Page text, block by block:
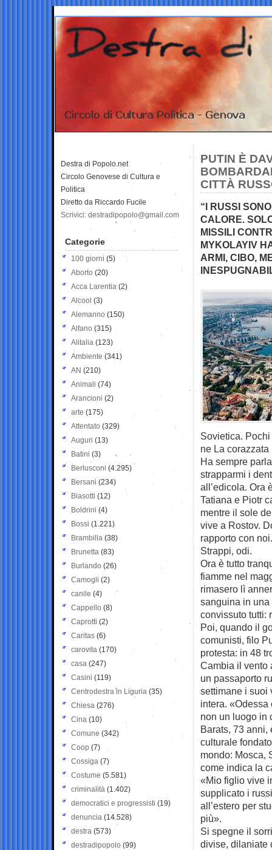
PUTIN È
CITTÀ
“I RUSSI
CALORE.
MISSILI
MYKOLAYIV
ARMI, CIBO,
Sovietica.
ne La
Ha sempre
strapparmi i
all’edicola. Ora
Tatiana e Piotr
mentre il sole
vive a Rostov.
rapporto con
Strappi, odi.
Ora è tutto
fiamme nel
rimasero lì
sanguina in
convissuto tutti:
Poi, quando il
comunisti, filo
protesta: in 48
Cambia il vento
un passaporto
settimane i suoi
intera. «Odessa
non un luogo in
Barats, 73 anni,
culturale
mondo: Mosca,
come indica la
«Mio figlio vive
supplicato i
all’estero per
più».
Si spegne il
divise, dilaniate
Destra di Popolo.net
Circolo Genovese di Cultura e
Politica
Diretto da Riccardo Fucile
Scrivici: destradipopolo@gmail.com
Categorie
100 giorni (5)
Aborto (20)
Acca Larentia (2)
Alcool (3)
Alemanno (150)
Alfano (315)
Alitalia (123)
Ambiente (341)
AN (210)
Animali (74)
Arancioni (2)
arte (175)
Attentato (329)
Auguri (13)
Batini (3)
Berlusconi (4.295)
Bersani (234)
Biasotti (12)
Boldrini (4)
Bossi (1.221)
Brambilla (38)
Brunetta (83)
Burlando (26)
Camogli (2)
canile (4)
Cappello (8)
Caprotti (2)
Caritas (6)
carovita (170)
casa (247)
Casini (119)
Centrodestra in Liguria (35)
Chiesa (276)
Cina (10)
Comune (342)
Coop (7)
Cossiga (7)
Costume (5.581)
criminalità (1.402)
democratici e progressisti (19)
denuncia (14.528)
destra (573)
destradipopolo (99)